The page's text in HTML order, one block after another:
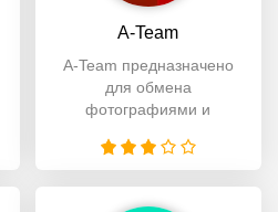
A-Team
A-Team предназначено
для обмена
фотографиями и
Приложение